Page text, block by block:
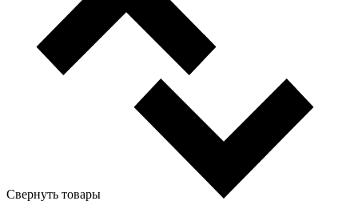
Свернуть товары